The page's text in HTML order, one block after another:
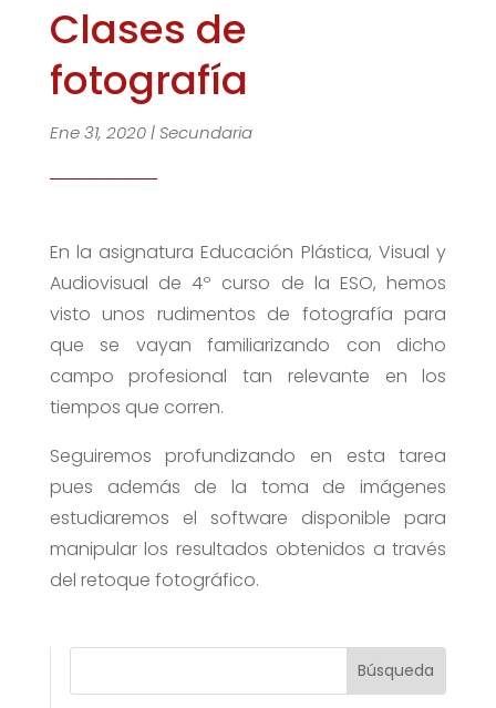
Clases de
fotografía
Ene 31, 2020|Secundaria
En la asignatura Educación Plástica, Visual y
Audiovisual de 4º curso de la ESO, hemos
visto unos rudimentos de fotografía para
que se vayan familiarizando con dicho
campo profesional tan relevante en los
tiempos que corren.
Seguiremos profundizando en esta tarea
pues además de la toma de imágenes
estudiaremos el software disponible para
manipular los resultados obtenidos a través
del retoque fotográfico.